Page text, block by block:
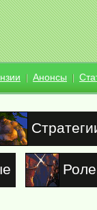
Анонсы